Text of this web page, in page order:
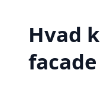
Hvad